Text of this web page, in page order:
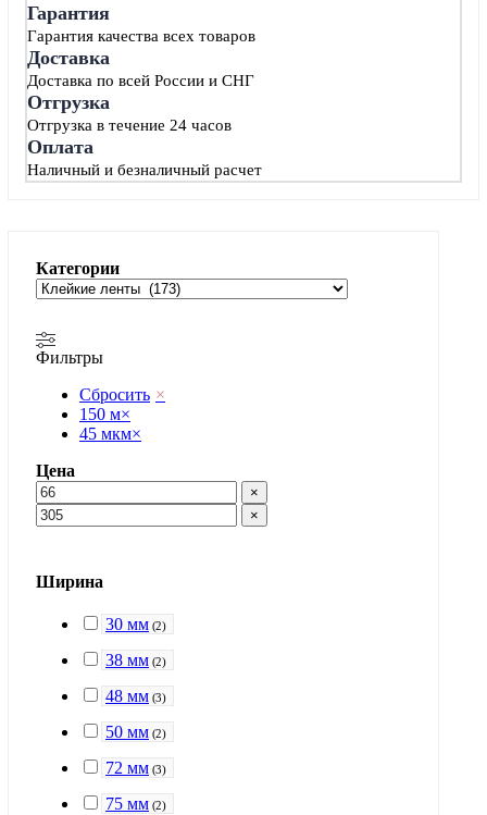
Гарантия
Гарантия качества всех товаров
Доставка
Доставка по всей России и СНГ
Отгрузка
Отгрузка в течение 24 часов
Оплата
Наличный и безналичный расчет
Категории
Фильтры
Сбросить ×
150 м×
45 мкм×
Цена
×
×
Ширина
30 мм (2)
38 мм (2)
48 мм (3)
50 мм (2)
72 мм (3)
75 мм (2)